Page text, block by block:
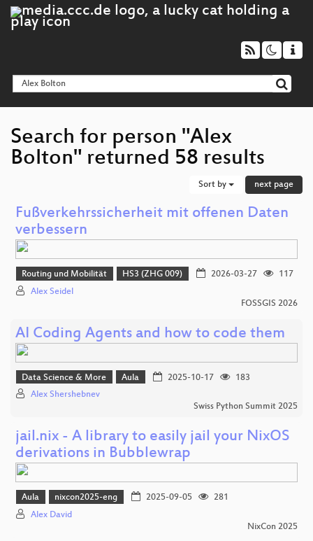
Search for person "Alex
Bolton" returned 58 results
Sort by next page
Fußverkehrssicherheit mit offenen Daten
verbessern
Routing und Mobilität HS3 (ZHG 009) 2026-03-27
117
Alex Seidel
FOSSGIS 2026
AI Coding Agents and how to code them
Data Science & More Aula 2025-10-17
183
Alex Shershebnev
Swiss Python Summit 2025
jail.nix - A library to easily jail your NixOS
derivations in Bubblewrap
Aula nixcon2025-eng 2025-09-05
281
Alex David
NixCon 2025